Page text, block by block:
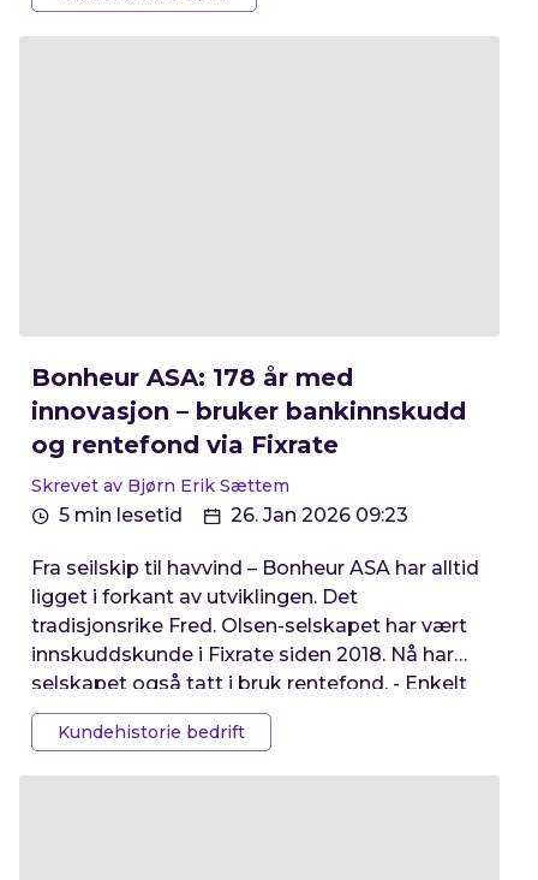
Bonheur ASA: 178 år med
innovasjon – bruker bankinnskudd
og rentefond via Fixrate
Skrevet av Bjørn Erik Sættem
5 min lesetid 26. Jan 2026 09:23
Fra seilskip til havvind – Bonheur ASA har alltid
ligget i forkant av utviklingen. Det
tradisjonsrike Fred. Olsen-selskapet har vært
innskuddskunde i Fixrate siden 2018. Nå har
selskapet også tatt i bruk rentefond. - Enkelt
og lønnsomt, uttaler visedirektør for
finansavdelingen.
Kundehistorie bedrift